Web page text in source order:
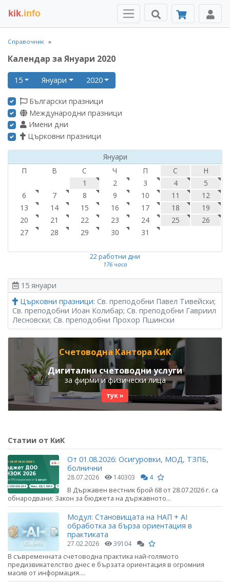
kik.info
Справочник
Календар за Януари 2020
15 Януари 2020
Български празници
Международни празници
Имени дни
Църковни празници
Януари
П
В С Ч П С
Н
1
2 3 4
5
6
7 8 9 10 11
12
13
14 15 16 17 18
19
20
21 22 23 24 25
26
27
28 29 30 31
22 работни дни
176 часа
15 януари
Църковни празници: Св. преподобни Павел Тивейски;
Св. преподобни Иоан Колибар; Св. преподобни Гавриил
Лесновски; Св. преподобни Прохор Пшински
Счетоводна Кантора КиК
Дигитални счетоводни услуги
за фирми и физически лица
тук »
Статии от КиК
От 01.08.2026: Осигуровки, МОД, ТЗПБ,
болнични
28.07.2026 140303 4
В Държавен вестник брой 68 от 28.07.2026 г. са
обнародвани: Закон за бюджета на държавното...
Модул: Становищата на НАП + AI
обработка за бърза ориентация в
практиката
27.02.2026 39104
В съвременната счетоводна практика най-голямото
предизвикателство днес е бързата ориентация в огромния
масив от информация....